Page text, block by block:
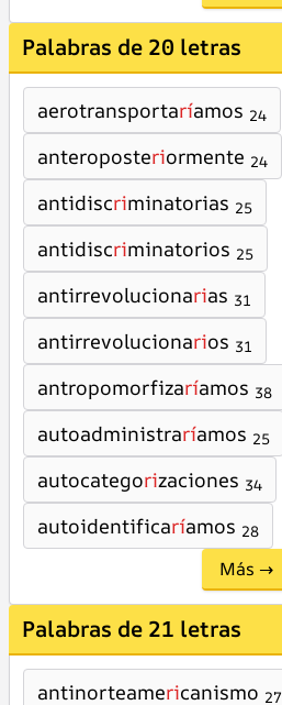
Palabras de 20 letras
aerotransportaríamos 24
anteroposteriormente 24
antidiscriminatorias 25
antidiscriminatorios 25
antirrevolucionarias 31
antirrevolucionarios 31
antropomorfizaríamos 38
autoadministraríamos 25
autocategorizaciones 34
autoidentificaríamos 28
Más →
Palabras de 21 letras
antinorteamericanismo 27